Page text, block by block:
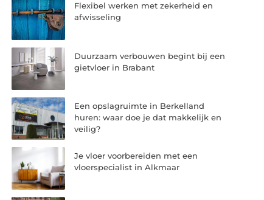
Flexibel werken met zekerheid en
afwisseling
Duurzaam verbouwen begint bij een
gietvloer in Brabant
Een opslagruimte in Berkelland
huren: waar doe je dat makkelijk en
veilig?
Je vloer voorbereiden met een
vloerspecialist in Alkmaar